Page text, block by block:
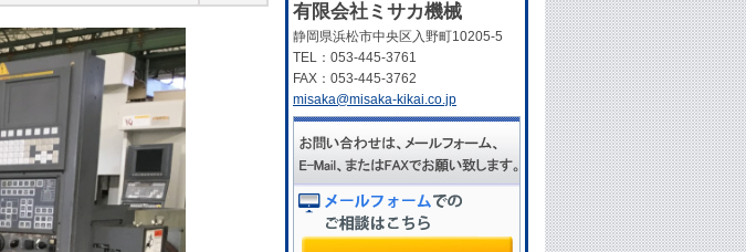
有限会社ミサカ機械
静岡県浜松市中央区入野町10205-5
TEL：053-445-3761
FAX：053-445-3762
misaka@misaka-kikai.co.jp